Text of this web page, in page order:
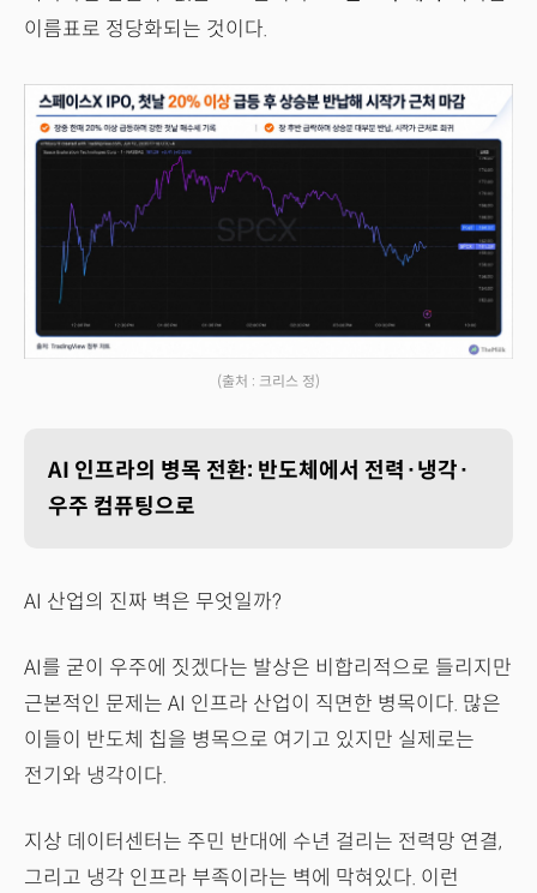
이름표로 정당화되는 것이다.
(출처 : 크리스 정)
AI 인프라의 병목 전환: 반도체에서 전력·냉각·
우주 컴퓨팅으로
AI 산업의 진짜 벽은 무엇일까?
AI를 굳이 우주에 짓겠다는 발상은 비합리적으로 들리지만
근본적인 문제는 AI 인프라 산업이 직면한 병목이다. 많은
이들이 반도체 칩을 병목으로 여기고 있지만 실제로는
전기와 냉각이다.
지상 데이터센터는 주민 반대에 수년 걸리는 전력망 연결,
그리고 냉각 인프라 부족이라는 벽에 막혀있다. 이런